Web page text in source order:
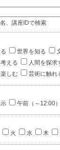
、講座IDで検索
世界を知る
える
人間を探求
しむ
芸術に触れ
午前（～12:00）
火 水 木